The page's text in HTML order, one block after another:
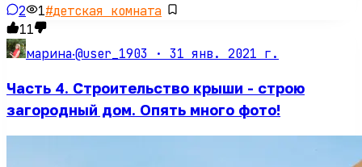
2 1#детская комната
11
марина·@user_1903 · 31 янв. 2021 г.
Часть 4. Строительство крыши - строю
загородный дом. Опять много фото!